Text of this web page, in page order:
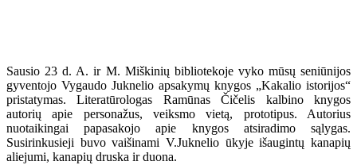
Sausio 23 d. A. ir M. Miškinių bibliotekoje vyko mūsų seniūnijos
gyventojo Vygaudo Juknelio apsakymų knygos „Kakalio istorijos“
pristatymas. Literatūrologas Ramūnas Čičelis kalbino knygos
autorių apie personažus, veiksmo vietą, prototipus. Autorius
nuotaikingai papasakojo apie knygos atsiradimo sąlygas.
Susirinkusieji buvo vaišinami V.Juknelio ūkyje išaugintų kanapių
aliejumi, kanapių druska ir duona.